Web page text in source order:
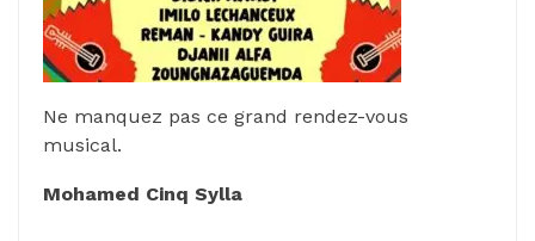
Ne manquez pas ce grand rendez-vous
musical.
Mohamed Cinq Sylla